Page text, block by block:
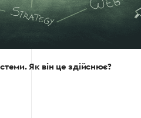
Як він це здійснює?